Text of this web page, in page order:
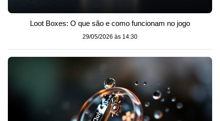
Loot Boxes: O que são e como funcionam no jogo
29/05/2026 às 14:30